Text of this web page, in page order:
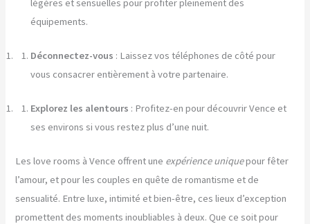
légères et sensuelles pour profiter pleinement des
équipements.
Déconnectez-vous : Laissez vos téléphones de côté pour
vous consacrer entièrement à votre partenaire.
Explorez les alentours : Profitez-en pour découvrir Vence et
ses environs si vous restez plus d’une nuit.
Les love rooms à Vence offrent une expérience uniquepour fêter
l’amour, et pour les couples en quête de romantisme et de
sensualité. Entre luxe, intimité et bien-être, ces lieux d’exception
promettent des moments inoubliables à deux. Que ce soit pour